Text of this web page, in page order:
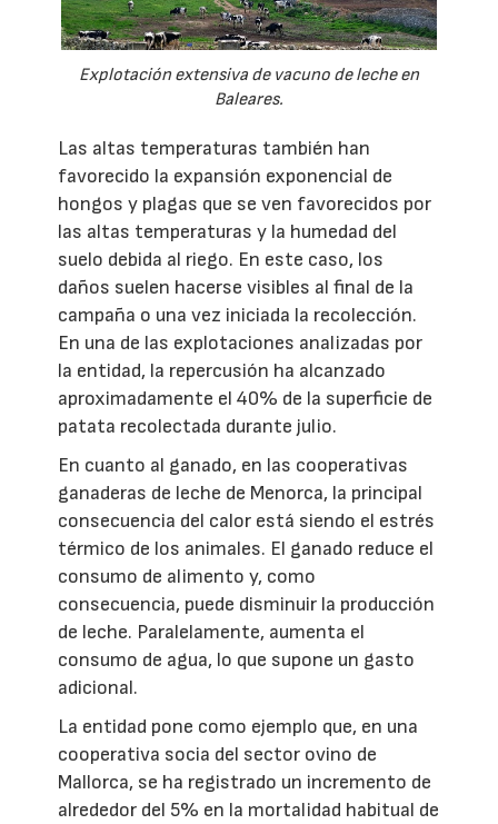
Explotación extensiva de vacuno de leche en
Baleares.
Las altas temperaturas también han
favorecido la expansión exponencial de
hongos y plagas que se ven favorecidos por
las altas temperaturas y la humedad del
suelo debida al riego. En este caso, los
daños suelen hacerse visibles al final de la
campaña o una vez iniciada la recolección.
En una de las explotaciones analizadas por
la entidad, la repercusión ha alcanzado
aproximadamente el 40% de la superficie de
patata recolectada durante julio.
En cuanto al ganado, en las cooperativas
ganaderas de leche de Menorca, la principal
consecuencia del calor está siendo el estrés
térmico de los animales. El ganado reduce el
consumo de alimento y, como
consecuencia, puede disminuir la producción
de leche. Paralelamente, aumenta el
consumo de agua, lo que supone un gasto
adicional.
La entidad pone como ejemplo que, en una
cooperativa socia del sector ovino de
Mallorca, se ha registrado un incremento de
alrededor del 5% en la mortalidad habitual de